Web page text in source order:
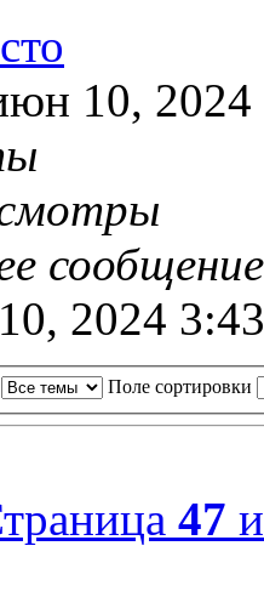
10, 2024
2024
Поле сортировки
47